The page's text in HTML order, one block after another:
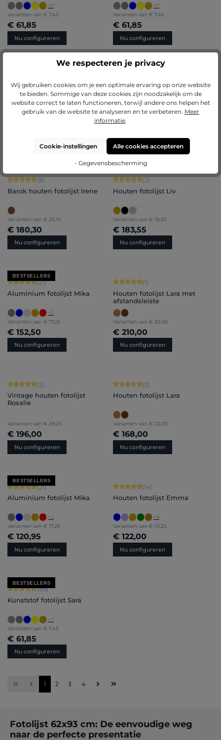
+7
Varianten van € 7,45
€ 61,85
Nu configureren
+7
Varianten van € 7,45
€ 61,85
Nu configureren
Barok houten fotolijst Olivia
Varianten van
Kunststof fotolijst Sara
7
Nu configureren
Gemiddelde waardering van 5 van 5 sterren
(8)
Barok houten fotolijst Irene
Varianten van € 25,10
€ 180,30
Nu configureren
Gemiddelde waardering van 5 van 5
(2)
Houten fotolijst Liv
Varianten van € 18,30
€ 183,55
Nu configureren
BESTSELLERS
Gemiddelde waardering van 5 van 5 sterren
(21)
Aluminium fotolijst Mika
+2
Varianten van € 17,25
€ 152,50
Nu configureren
Gemiddelde waardering van 5 van 5
(1)
Houten fotolijst Lara met
afstandsleiste
Varianten van € 30,60
€ 210,00
Nu configureren
Gemiddelde waardering van 5 van 5 sterren
(2)
Vintage houten fotolijst
Rosalie
Varianten van € 28,25
€ 196,00
Nu configureren
Gemiddelde waardering van 4.67
(3)
Houten fotolijst Lara
Varianten van € 20,30
€ 168,00
Nu configureren
BESTSELLERS
Gemiddelde waardering van 5 van 5 sterren
(21)
Aluminium fotolijst Mika
+2
Varianten van € 17,25
€ 120,95
Nu configureren
Gemiddelde waardering van 4.86
(14)
Houten fotolijst Emma
+9
Varianten van € 10,25
€ 122,00
Nu configureren
BESTSELLERS
Gemiddelde waardering van 4.71 van 5 sterren
(85)
Kunststof fotolijst Sara
+7
Varianten van € 7,45
€ 61,85
Nu configureren
Pagina
1 Pagina
2 Pagina
3 Pagina
4
Fotolijst 62x93 cm: De eenvoudige weg
naar de perfecte presentatie
We respecteren je privacy
Wij gebruiken cookies om je een optimale ervaring op onze website
te bieden. Sommige van deze cookies zijn noodzakelijk om de
website correct te laten functioneren, terwijl andere ons helpen het
gebruik van de website te analyseren en te verbeteren. Meer
informatie.
Cookie-instellingen Alle cookies accepteren
- Gegevensbescherming